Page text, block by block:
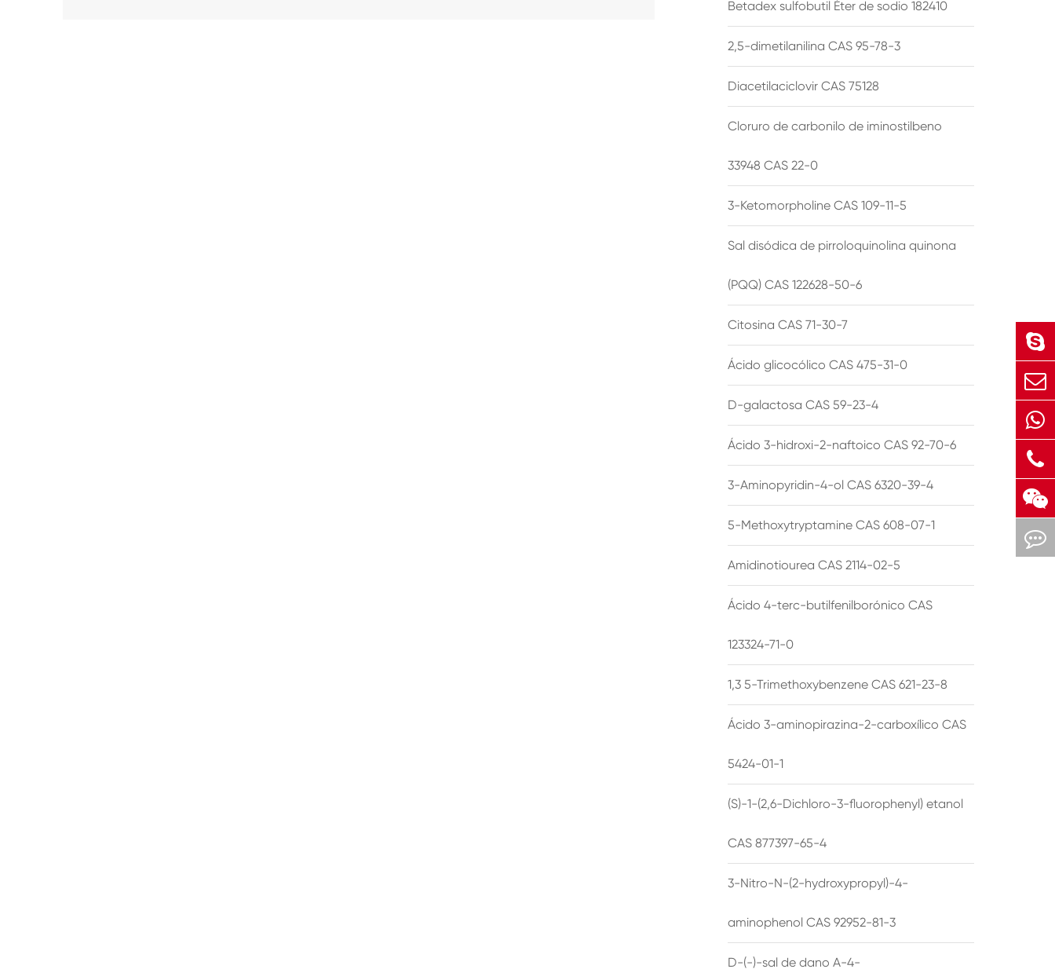
Betadex sulfobutil Éter de sodio 182410
2,5-dimetilanilina CAS 95-78-3
Diacetilaciclovir CAS 75128
Cloruro de carbonilo de iminostilbeno
33948 CAS 22-0
3-Ketomorpholine CAS 109-11-5
Sal disódica de pirroloquinolina quinona
(PQQ) CAS 122628-50-6
Citosina CAS 71-30-7
Ácido glicocólico CAS 475-31-0
D-galactosa CAS 59-23-4
Ácido 3-hidroxi-2-naftoico CAS 92-70-6
3-Aminopyridin-4-ol CAS 6320-39-4
5-Methoxytryptamine CAS 608-07-1
Amidinotiourea CAS 2114-02-5
Ácido 4-terc-butilfenilborónico CAS
123324-71-0
1,3 5-Trimethoxybenzene CAS 621-23-8
Ácido 3-aminopirazina-2-carboxílico CAS
5424-01-1
(S)-1-(2,6-Dichloro-3-fluorophenyl) etanol
CAS 877397-65-4
3-Nitro-N-(2-hydroxypropyl)-4-
aminophenol CAS 92952-81-3
D-(-)-sal de dano A-4-